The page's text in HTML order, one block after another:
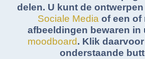
delen. U kunt de
Sociale Media of een of
afbeeldingen bewaren in
moodboard. Klik
onderstaande